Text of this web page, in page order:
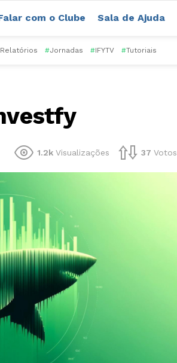
com o Clube Sala de Ajuda
Relatórios #Jornadas #IFYTV #Tutoriais
1.2k Visualizações 37 Votos